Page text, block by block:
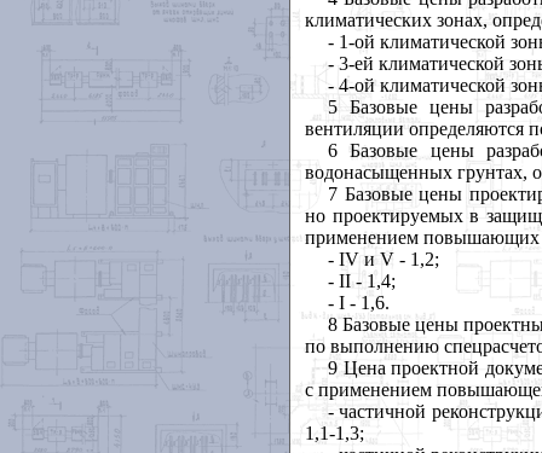
климатических зонах,
- 1-ой климатической
- 3-ей климатической
- 4-ой климатической
5 Базовые цены
вентиляции определяются
6 Базовые цены
водонасыщенных грунтах,
7 Базовые цены
но проектируемых в
применением повышающих
- IVи V- 1,2;
- II- 1,4;
- I- 1,6.
8 Базовые цены
по выполнению
9 Цена проектной
с применением
- частичной
1,1-1,3;